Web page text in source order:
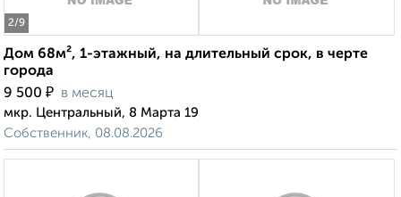
2/9
Дом 68м², 1-этажный, на длительный срок, в черте
города
9 500 ₽ в месяц
мкр. Центральный, 8 Марта 19
Собственник, 08.08.2026